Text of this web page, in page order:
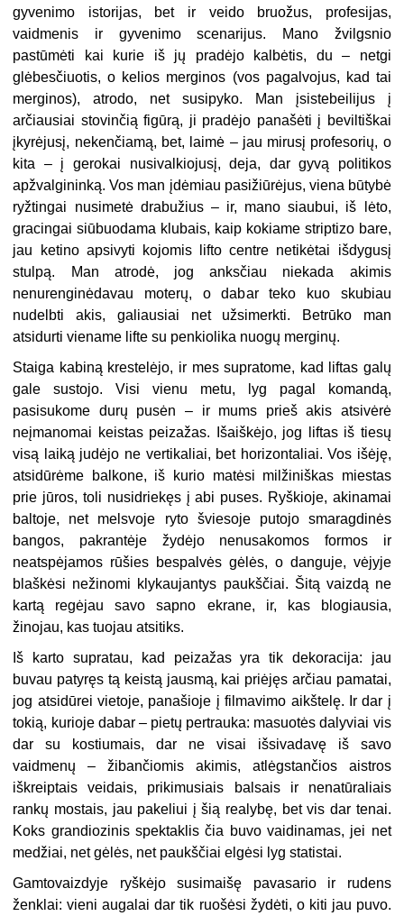
gyvenimo istorijas, bet ir veido bruožus, profesijas,
vaidmenis ir gyvenimo scenarijus. Mano žvilgsnio
pastūmėti kai kurie iš jų pradėjo kalbėtis, du – netgi
glėbesčiuotis, o kelios merginos (vos pagalvojus, kad tai
merginos), atrodo, net susipyko. Man įsistebeilijus į
arčiausiai stovinčią figūrą, ji pradėjo panašėti į beviltiškai
įkyrėjusį, nekenčiamą, bet, laimė – jau mirusį profesorių, o
kita – į gerokai nusivalkiojusį, deja, dar gyvą politikos
apžvalgininką. Vos man įdėmiau pasižiūrėjus, viena būtybė
ryžtingai nusimetė drabužius – ir, mano siaubui, iš lėto,
gracingai siūbuodama klubais, kaip kokiame striptizo bare,
jau ketino apsivyti kojomis lifto centre netikėtai išdygusį
stulpą. Man atrodė, jog anksčiau niekada akimis
nenurenginėdavau moterų, o dabar teko kuo skubiau
nudelbti akis, galiausiai net užsimerkti. Betrūko man
atsidurti viename lifte su penkiolika nuogų merginų.
Staiga kabiną krestelėjo, ir mes supratome, kad liftas galų
gale sustojo. Visi vienu metu, lyg pagal komandą,
pasisukome durų pusėn – ir mums prieš akis atsivėrė
neįmanomai keistas peizažas. Išaiškėjo, jog liftas iš tiesų
visą laiką judėjo ne vertikaliai, bet horizontaliai. Vos išėję,
atsidūrėme balkone, iš kurio matėsi milžiniškas miestas
prie jūros, toli nusidriekęs į abi puses. Ryškioje, akinamai
baltoje, net melsvoje ryto šviesoje putojo smaragdinės
bangos, pakrantėje žydėjo nenusakomos formos ir
neatspėjamos rūšies bespalvės gėlės, o danguje, vėjyje
blaškėsi nežinomi klykaujantys paukščiai. Šitą vaizdą ne
kartą regėjau savo sapno ekrane, ir, kas blogiausia,
žinojau, kas tuojau atsitiks.
Iš karto supratau, kad peizažas yra tik dekoracija: jau
buvau patyręs tą keistą jausmą, kai priėjęs arčiau pamatai,
jog atsidūrei vietoje, panašioje į filmavimo aikštelę. Ir dar į
tokią, kurioje dabar – pietų pertrauka: masuotės dalyviai vis
dar su kostiumais, dar ne visai išsivadavę iš savo
vaidmenų – žibančiomis akimis, atlėgstančios aistros
iškreiptais veidais, prikimusiais balsais ir nenatūraliais
rankų mostais, jau pakeliui į šią realybę, bet vis dar tenai.
Koks grandiozinis spektaklis čia buvo vaidinamas, jei net
medžiai, net gėlės, net paukščiai elgėsi lyg statistai.
Gamtovaizdyje ryškėjo susimaišę pavasario ir rudens
ženklai: vieni augalai dar tik ruošėsi žydėti, o kiti jau puvo.